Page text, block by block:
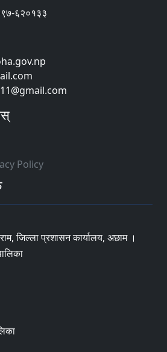
६२०१३३
Policy
जिल्ला प्रशासन कार्यालय, अछाम ।